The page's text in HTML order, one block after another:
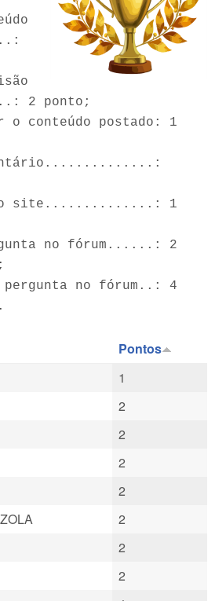
2 ponto;
o conteúdo postado: 1
no site..............: 1
no fórum......: 2
pergunta no fórum..: 4
Pontos
1
2
2
2
2
2
2
2